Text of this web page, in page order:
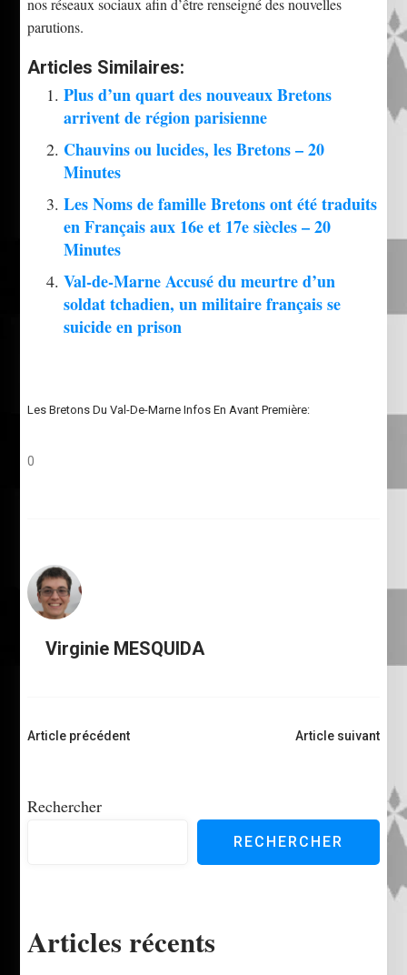
nos réseaux sociaux afin d’être renseigné des nouvelles
parutions.
Articles Similaires:
Plus d’un quart des nouveaux Bretons
arrivent de région parisienne
Chauvins ou lucides, les Bretons – 20
Minutes
Les Noms de famille Bretons ont été traduits
en Français aux 16e et 17e siècles – 20
Minutes
Val-de-Marne Accusé du meurtre d’un
soldat tchadien, un militaire français se
suicide en prison
Les Bretons Du Val-De-Marne Infos En Avant Première:
0
Virginie MESQUIDA
Navigation
Article précédent Article suivant
Rechercher
RECHERCHER
Articles récents